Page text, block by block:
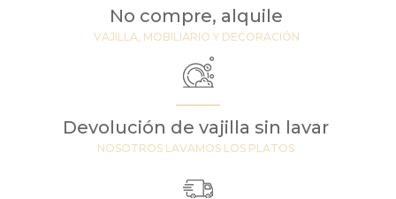
No compre, alquile
VAJILLA, MOBILIARIO Y DECORACIÓN
Devolución de vajilla sin lavar
NOSOTROS LAVAMOS LOS PLATOS